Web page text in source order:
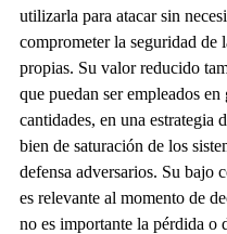
utilizarla para atacar sin
comprometer la seguridad de
propias. Su valor reducido
que puedan ser empleados en
cantidades, en una estrategia
bien de saturación de los
defensa adversarios. Su bajo
es relevante al momento de
no es importante la pérdida o